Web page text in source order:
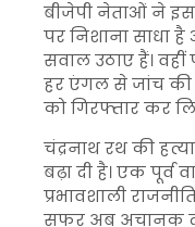
बीजेपी नेताओं ने
पर निशाना साधा
सवाल उठाए हैं।
हर एंगल से जांच की
को गिरफ्तार कर
चंद्रनाथ रथ की
बढ़ा दी है। एक
प्रभावशाली
सफर अब अचानक